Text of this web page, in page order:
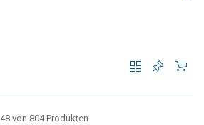
48 von 804 Produkten